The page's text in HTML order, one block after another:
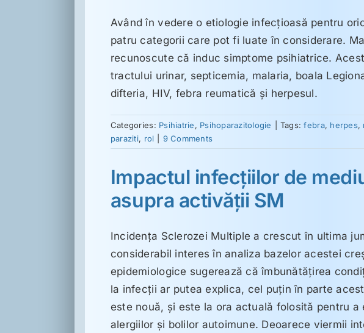
Având în vedere o etiologie infecţioasă pentru
patru categorii care pot fi luate în considerare.
recunoscute că induc simptome psihiatrice.
tractului urinar, septicemia, malaria, boala
difteria, HIV, febra reumatică şi herpesul.
Categories: Psihiatrie, Psihoparazitologie Tags:febra, herpes,
paraziti, rol 9 Comments
Impactul infecţiilor de
asupra activăţii SM
Incidenţa Sclerozei Multiple a crescut în ultima
considerabil interes în analiza bazelor acestei
epidemiologice sugerează că îmbunătăţirea
la infecţii ar putea explica, cel puţin în parte
este nouă, şi este la ora actuală folosită pentru
alergiilor şi bolilor autoimune. Deoarece viermii